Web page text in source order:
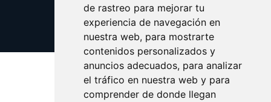
de rastreo para mejorar tu
experiencia de navegación en
nuestra web, para mostrarte
contenidos personalizados y
anuncios adecuados, para analizar
el tráfico en nuestra web y para
comprender de donde llegan
Update cookies preferences
Copyright © 2025 cronometro.es